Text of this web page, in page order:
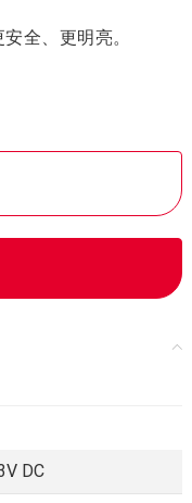
全、更明亮。
DC